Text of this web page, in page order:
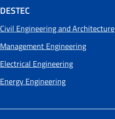
Footer menu
DESTEC
Civil Engineering and Architecture
Management Engineering
Electrical Engineering
Energy Engineering